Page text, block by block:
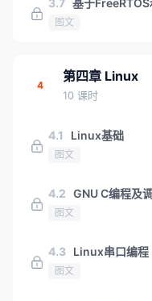
3.7 基于
图文
4
第四章 Linux
10 课时
4.1 Linux基础
图文
4.2 GNU C编程及
图文
4.3 Linux串口编程
图文